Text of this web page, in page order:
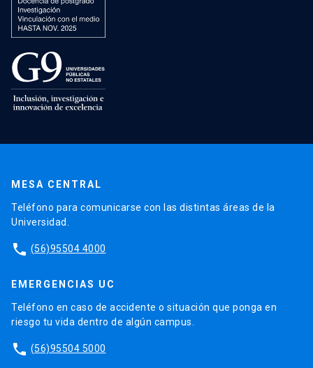
MESA CENTRAL
Teléfono para comunicarse con las distintas áreas de la
Universidad.
phone (56)95504 4000
EMERGENCIAS UC
Teléfono en caso de accidente o situación que ponga en
riesgo tu vida dentro de algún campus.
phone (56)95504 5000